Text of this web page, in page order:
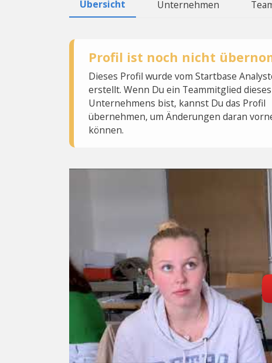
Übersicht Unternehmen
Profil ist noch nicht
Dieses Profil wurde vom Startbase
erstellt. Wenn Du ein Teammitglied dieses
Unternehmens bist, kannst Du das Profil
übernehmen, um Änderungen daran
können.